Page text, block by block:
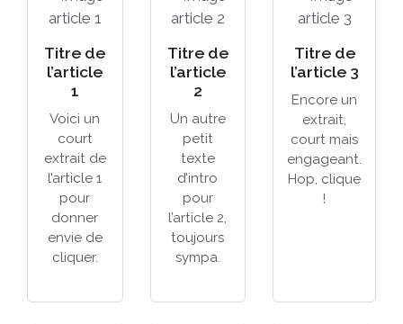
Titre de
l’article
1
Voici un
court
extrait de
l’article 1
pour
donner
envie de
cliquer.
Titre de
l’article
2
Un autre
petit
texte
d’intro
pour
l’article 2,
toujours
sympa.
Titre de
l’article 3
Encore un
extrait,
court mais
engageant.
Hop, clique
!